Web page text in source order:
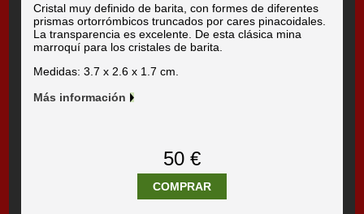
Cristal muy definido de barita, con formes de diferentes
prismas ortorrómbicos truncados por cares pinacoidales.
La transparencia es excelente. De esta clásica mina
marroquí para los cristales de barita.
Medidas: 3.7 x 2.6 x 1.7 cm.
Más información
50 €
COMPRAR